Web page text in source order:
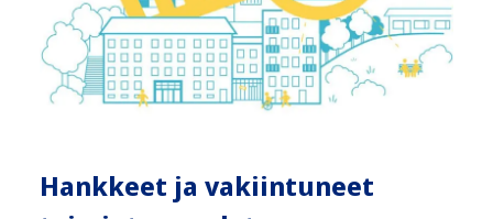
Hankkeet ja vakiintuneet